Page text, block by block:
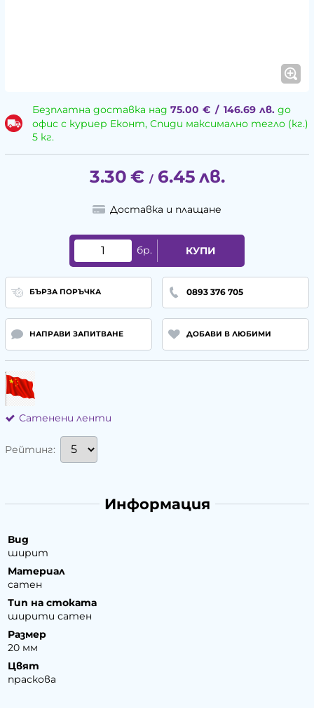
Безплатна доставка над 75.00 € / 146.69 лв.до
офис с куриер Еконт, Спиди максимално тегло (кг.)
5 кг.
3.30 € / 6.45 лв.
Доставка и плащане
бр. КУПИ
БЪРЗА ПОРЪЧКА 0893 376 705
НАПРАВИ ЗАПИТВАНЕ ДОБАВИ В ЛЮБИМИ
Сатенени ленти
Рейтинг:
Информация
Вид
ширит
Материал
сатен
Тип на стоката
ширити сатен
Размер
20 мм
Цвят
праскова